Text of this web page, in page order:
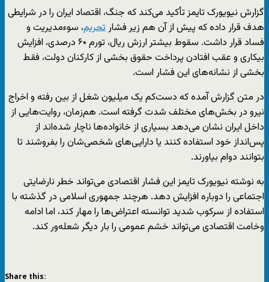
گزارش نیویورک تایمز تأکید می‌کند که جنگ، اقتصاد ایران را در شرایطی
هدف قرار داده که پیش از آن هم زیر فشارتحریم، سوءمدیریت و
فساد قرار داشت. سقوط بیشتر ارزش ریال، تورم ۶۰ درصدی، افزایش
بیکاری و عقب افتادن پرداخت حقوق بخشی از کارکنان دولت، فقط
بخشی از نشانه‌های این فشار است.
در متن گزارش آمده که دست‌کم یک میلیون شغل از بین رفته و اخراج
نیرو در بخش‌های مختلف شدت گرفته است. هم‌زمان، روایت‌هایی از
داخل ایران نشان می‌دهد بسیاری از خانواده‌ها ناچار شده‌اند از
پس‌انداز خود استفاده کنند یا دارایی‌های شخصی‌شان را بفروشند تا
بتوانند دوام بیاورند.
به نوشته نیویورک تایمز این فشار اقتصادی می‌تواند خطر نارضایتی
اجتماعی را دوباره افزایش دهد. هرچند جمهوری اسلامی در گذشته با
استفاده از سرکوب شدید توانسته اعتراض‌ها را مهار کند، اما ادامه
وخامت اقتصادی می‌تواند خشم عمومی را بار دیگر شعله‌ور کند.
Share this: